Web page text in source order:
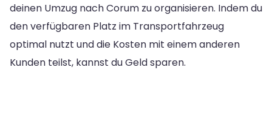
deinen Umzug nach Corum zu organisieren. Indem du
den verfügbaren Platz im Transportfahrzeug
optimal nutzt und die Kosten mit einem anderen
Kunden teilst, kannst du Geld sparen.